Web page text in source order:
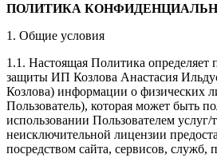
ПОЛИТИКА
1. Общие условия
1.1. Настоящая Политика определяет
защиты ИП Козлова Анастасия
Козлова) информации о физических
Пользователь), которая может быть
использовании Пользователем услуг/
неисключительной лицензии
посредством сайта, сервисов, служб,